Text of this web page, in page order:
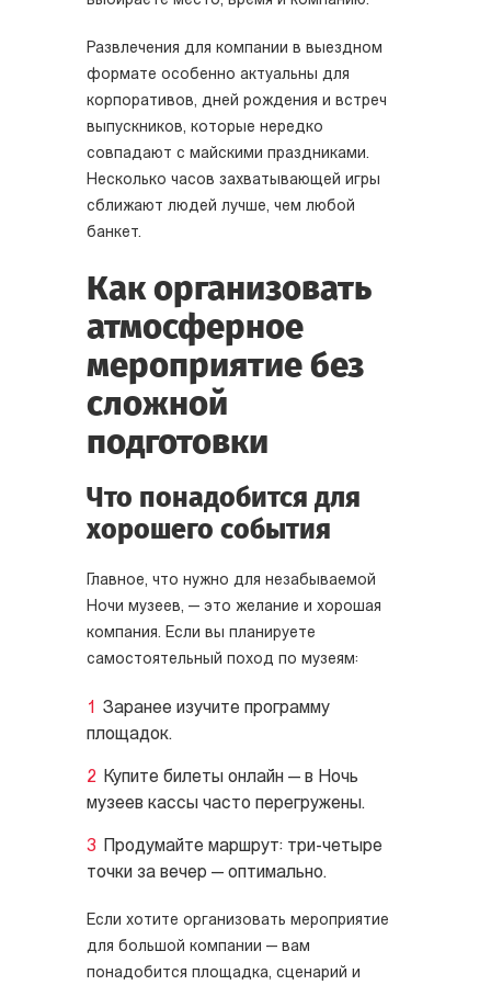
Развлечения для компании в выездном
формате особенно актуальны для
корпоративов, дней рождения и встреч
выпускников, которые нередко
совпадают с майскими праздниками.
Несколько часов захватывающей игры
сближают людей лучше, чем любой
банкет.
Как организовать
атмосферное
мероприятие без
сложной
подготовки
Что понадобится для
хорошего события
Главное, что нужно для незабываемой
Ночи музеев, — это желание и хорошая
компания. Если вы планируете
самостоятельный поход по музеям:
Заранее изучите программу
площадок.
Купите билеты онлайн — в Ночь
музеев кассы часто перегружены.
Продумайте маршрут: три-четыре
точки за вечер — оптимально.
Если хотите организовать мероприятие
для большой компании — вам
понадобится площадка, сценарий и